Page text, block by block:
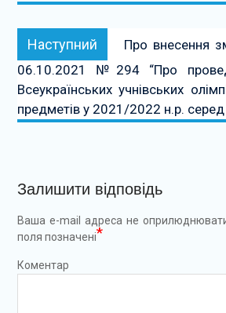
Наступний Наступний:
Про внесення
06.10.2021 №294 “Про
Всеукраїнських учнівських
предметів у 2021/2022 н.р.
Залишити відповідь
Ваша e-mail адреса не
поля позначені*
Коментар